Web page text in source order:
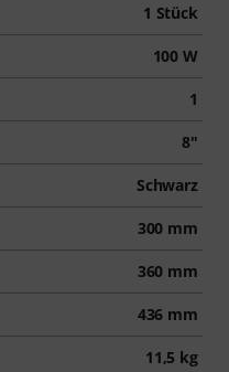
1 Stück
100 W
1
8"
Schwarz
300 mm
360 mm
436 mm
11,5 kg